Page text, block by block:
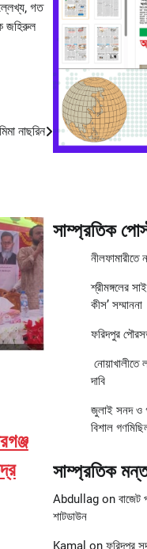
গত
জহিরুল
নাছরিন
সাম্প্রতিক
নীলফামারীতে
শ্রীমঙ্গলের
কীস’ সম্মাননা
ফরিদপুর
নোয়াখালীতে
দাবি
জুলাই সনদ ও
বিশাল
সাম্প্রতিক
Abdullagon বাজেট
শাটডাউন
Kamal on ফরিদপুর